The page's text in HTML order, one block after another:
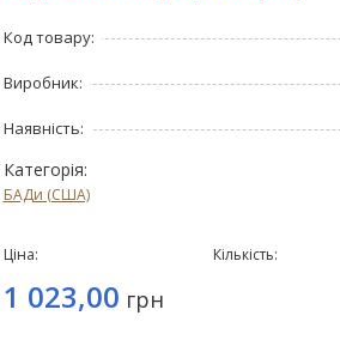
Код товару:
Виробник:
Наявність:
Категорія:
БАДи (США)
Ціна:
1 023,00 грн
Кількість: